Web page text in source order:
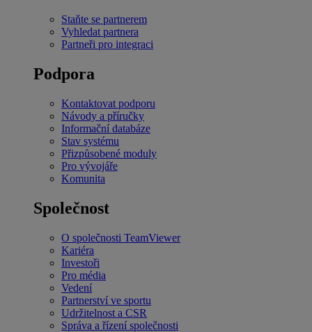
Staňte se partnerem
Vyhledat partnera
Partneři pro integraci
Podpora
Kontaktovat podporu
Návody a příručky
Informační databáze
Stav systému
Přizpůsobené moduly
Pro vývojáře
Komunita
Společnost
O společnosti TeamViewer
Kariéra
Investoři
Pro média
Vedení
Partnerství ve sportu
Udržitelnost a CSR
Správa a řízení společnosti